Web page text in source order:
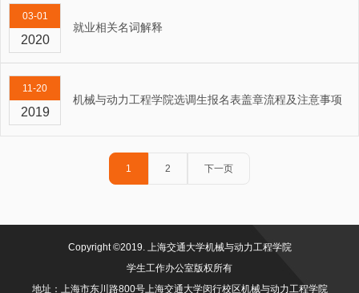
03-01
2020
就业相关名词解释
11-20
2019
机械与动力工程学院选调生报名表盖章流程及注意事项
1 2 下一页
Copyright ©2019. 上海交通大学机械与动力工程学院
学生工作办公室版权所有
地址：上海市东川路800号上海交通大学闵行校区机械与动力工程学院